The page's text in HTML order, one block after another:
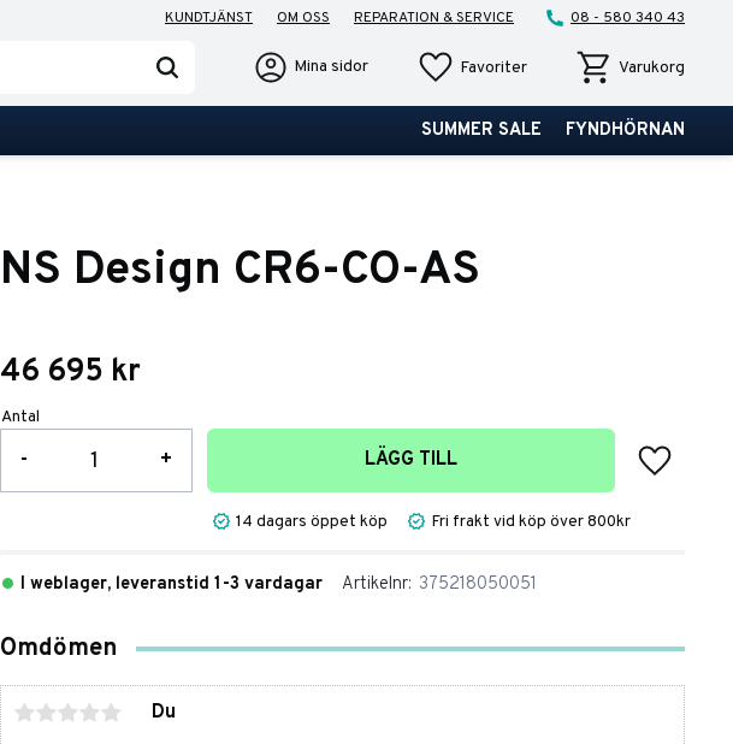
KUNDTJÄNST OM OSS REPARATION & SERVICE 08 - 580 340 43
Mina sidor FavoriterFavoriter KundvagnVarukorg
SUMMER SALE FYNDHÖRNAN
NS Design CR6-CO-AS
46 695 kr
Antal
+
- LÄGG TILL
Lägg till
14 dagars öppet köp Fri frakt vid köp över 800kr
I weblager, leveranstid 1-3 vardagar Artikelnr 375218050051
Omdömen
Du